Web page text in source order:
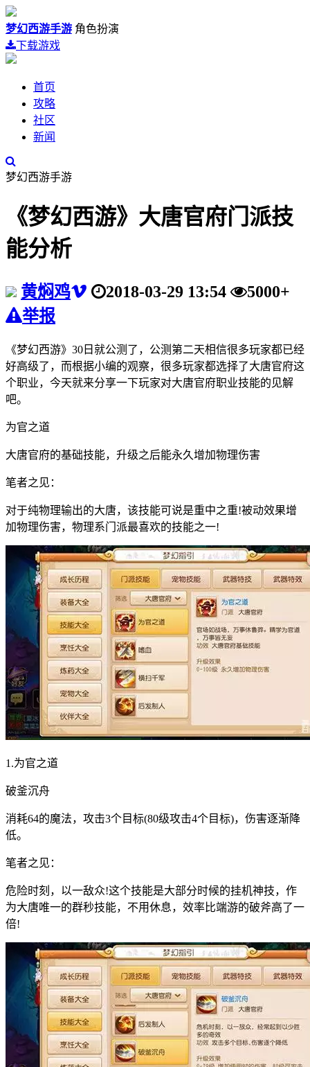
梦幻西游手游 角色扮演
下载游戏
首页
攻略
社区
新闻
梦幻西游手游
《梦幻西游》大唐官府门派技
能分析
黄焖鸡 2018-03-29 13:54
5000+
举报
《梦幻西游》30日就公测了，公测第二天相信很多玩家都已经
好高级了，而根据小编的观察，很多玩家都选择了大唐官府这
个职业，今天就来分享一下玩家对大唐官府职业技能的见解
吧。
为官之道
大唐官府的基础技能，升级之后能永久增加物理伤害
笔者之见：
对于纯物理输出的大唐，该技能可说是重中之重!被动效果增
加物理伤害，物理系门派最喜欢的技能之一!
1.为官之道
破釜沉舟
消耗64的魔法，攻击3个目标(80级攻击4个目标)，伤害逐渐降
低。
笔者之见：
危险时刻，以一敌众!这个技能是大部分时候的挂机神技，作
为大唐唯一的群秒技能，不用休息，效率比端游的破斧高了一
倍!